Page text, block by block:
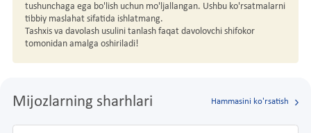
tushunchaga ega bo'lish uchun mo'ljallangan. Ushbu ko'rsatmalarni
tibbiy maslahat sifatida ishlatmang.
Tashxis va davolash usulini tanlash faqat davolovchi shifokor
tomonidan amalga oshiriladi!
Mijozlarning sharhlari Hammasini ko'rsatish